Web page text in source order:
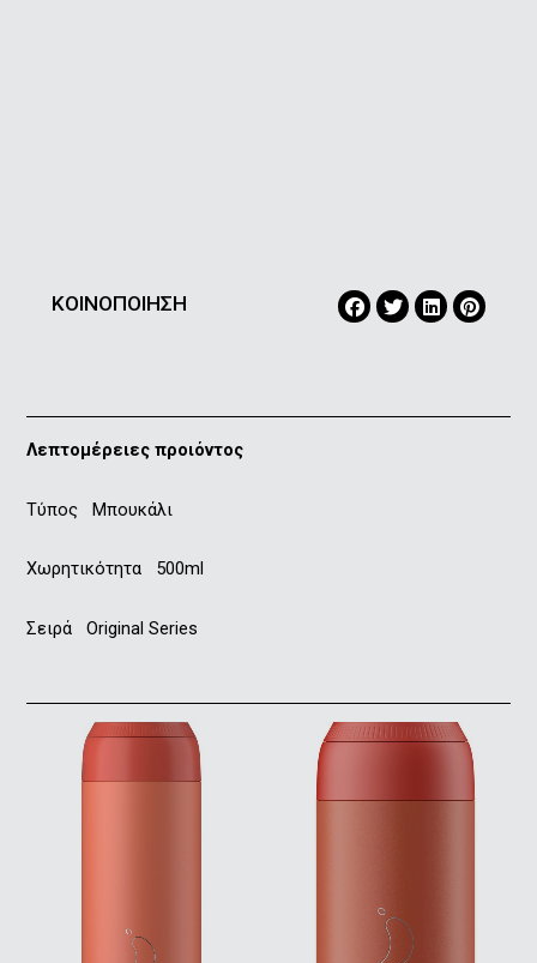
ΚΟΙΝΟΠΟΙΗΣΗ
Λεπτομέρειες προιόντος
Τύπος Μπουκάλι
Χωρητικότητα 500ml
Σειρά Original Series